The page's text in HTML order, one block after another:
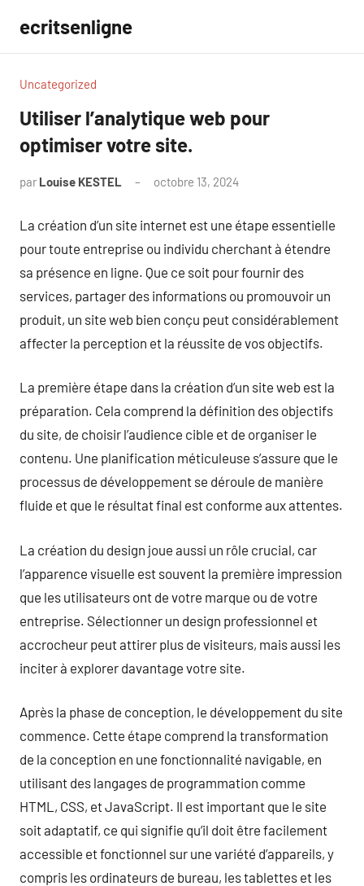
contenu
ecritsenligne
Uncategorized
Utiliser l’analytique web pour
optimiser votre site.
par Louise KESTEL octobre 13, 2024
La création d’un site internet est une étape essentielle
pour toute entreprise ou individu cherchant à étendre
sa présence en ligne. Que ce soit pour fournir des
services, partager des informations ou promouvoir un
produit, un site web bien conçu peut considérablement
affecter la perception et la réussite de vos objectifs.
La première étape dans la création d’un site web est la
préparation. Cela comprend la définition des objectifs
du site, de choisir l’audience cible et de organiser le
contenu. Une planification méticuleuse s’assure que le
processus de développement se déroule de manière
fluide et que le résultat final est conforme aux attentes.
La création du design joue aussi un rôle crucial, car
l’apparence visuelle est souvent la première impression
que les utilisateurs ont de votre marque ou de votre
entreprise. Sélectionner un design professionnel et
accrocheur peut attirer plus de visiteurs, mais aussi les
inciter à explorer davantage votre site.
Après la phase de conception, le développement du site
commence. Cette étape comprend la transformation
de la conception en une fonctionnalité navigable, en
utilisant des langages de programmation comme
HTML, CSS, et JavaScript. Il est important que le site
soit adaptatif, ce qui signifie qu’il doit être facilement
accessible et fonctionnel sur une variété d’appareils, y
compris les ordinateurs de bureau, les tablettes et les